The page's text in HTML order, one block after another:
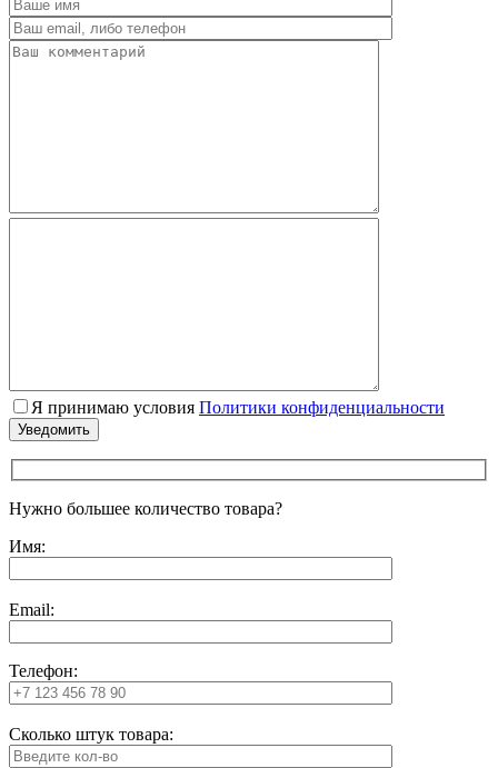
Я принимаю условия Политики конфиденциальности
Нужно большее количество товара?
Имя:
Email:
Телефон:
Сколько штук товара: